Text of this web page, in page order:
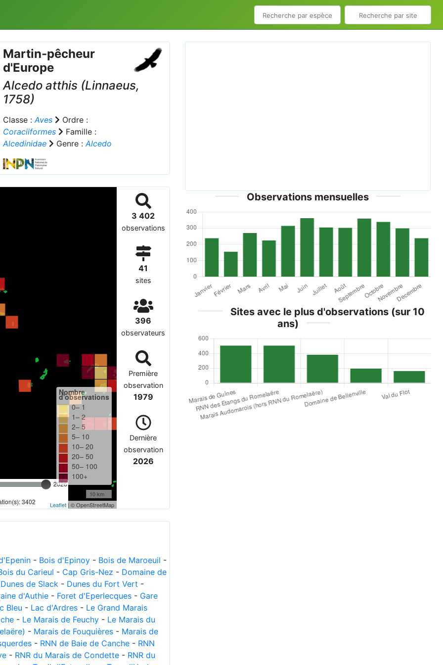
Martin-pêcheur
d'Europe
Alcedo atthis (Linnaeus,
1758)
Classe :Aves
Ordre :
Coraciiformes
Famille :
Alcedinidae
Genre :Alcedo
2026
3402
Nombre
d'observations
0– 1
1– 2
2– 5
5– 10
10– 20
20– 50
50– 100
100+
10 km
Leaflet| © OpenStreetMap
3 402
observations
41
sites
396
observateurs
Première
observation
1979
Dernière
observation
2026
- Bois d'Epinoy - Bois de Maroeuil -
du Carieul - Cap Gris-Nez - Domaine de
Dunes de Slack - Dunes du Fort Vert -
d'Authie - Foret d'Eperlecques - Gare
Bleu - Lac d'Ardres - Le Grand Marais
- Le Marais de Feuchy - Le Marais du
- Marais de Fouquières - Marais de
- RNN de Baie de Canche - RNN
- RNR du Marais de Condette - RNR du
Observations mensuelles
Sites avec le plus d'observations (sur 10
ans)